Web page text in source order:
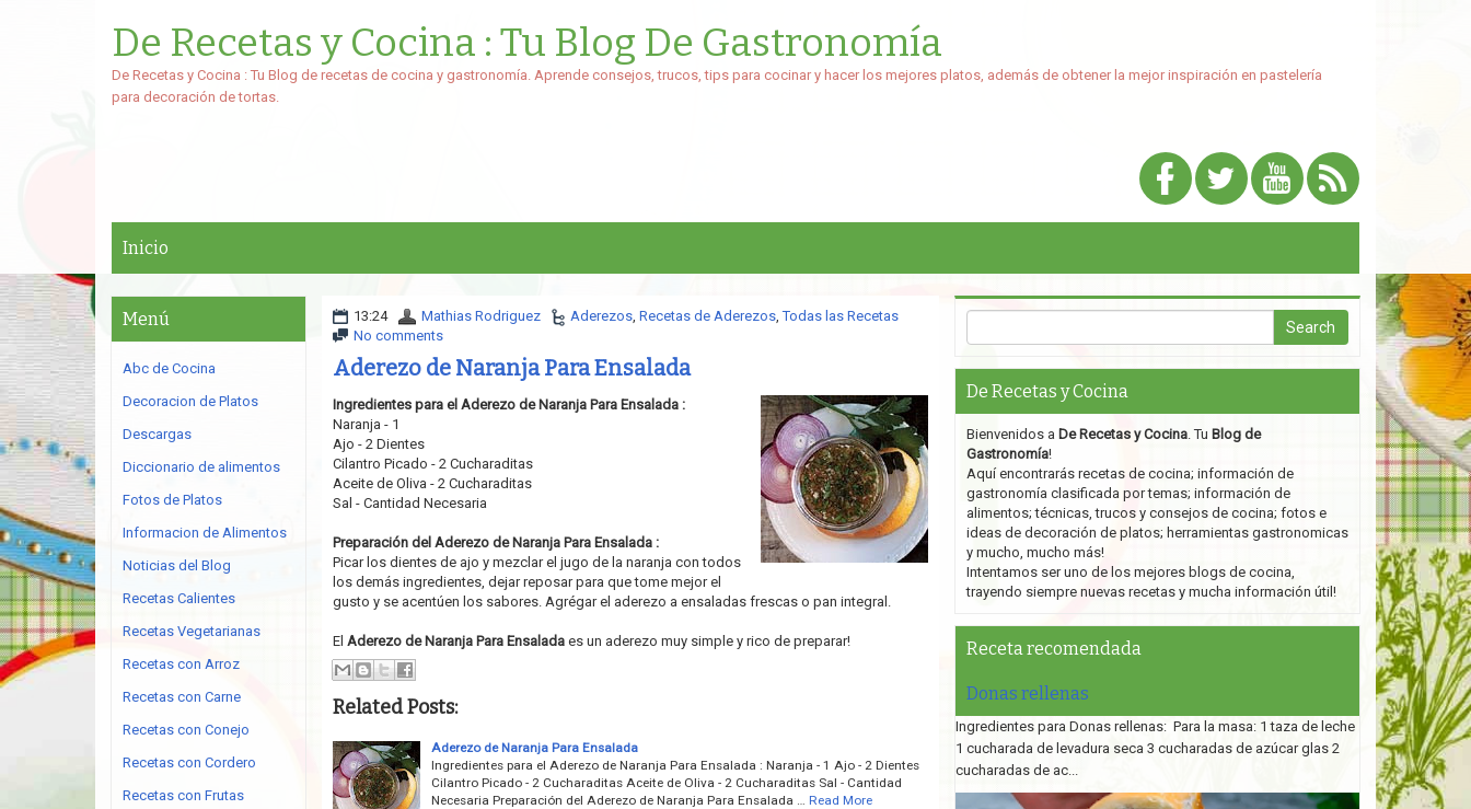
De Recetas y Cocina : Tu Blog De Gastronomía
De Recetas y Cocina : Tu Blog de recetas de cocina y gastronomía. Aprende consejos, trucos, tips para cocinar y hacer los mejores platos, además de obtener la mejor inspiración en pastelería
para decoración de tortas.
Inicio
13:24 Mathias Rodriguez Aderezos, Recetas de Aderezos,Todas las Recetas
No comments
Aderezo de Naranja Para Ensalada
Ingredientes para el Aderezo de Naranja Para Ensalada :
Naranja - 1
Ajo - 2 Dientes
Cilantro Picado - 2 Cucharaditas
Aceite de Oliva - 2 Cucharaditas
Sal - Cantidad Necesaria
Preparación del Aderezo de Naranja Para Ensalada :
Picar los dientes de ajo y mezclar el jugo de la naranja con todos
los demás ingredientes, dejar reposar para que tome mejor el
gusto y se acentúen los sabores. Agrégar el aderezo a ensaladas frescas o pan integral.
El Aderezo de Naranja Para Ensaladaes un aderezo muy simple y rico de preparar!
Related Posts:
Aderezo de Naranja Para Ensalada
Ingredientes para el Aderezo de Naranja Para Ensalada : Naranja - 1 Ajo - 2 Dientes
Cilantro Picado - 2 Cucharaditas Aceite de Oliva - 2 Cucharaditas Sal - Cantidad
Necesaria Preparación del Aderezo de Naranja Para Ensalada …
Read More
Menú
Abc de Cocina
Decoracion de Platos
Descargas
Diccionario de alimentos
Fotos de Platos
Informacion de Alimentos
Noticias del Blog
Recetas Calientes
Recetas Vegetarianas
Recetas con Arroz
Recetas con Carne
Recetas con Conejo
Recetas con Cordero
Recetas con Frutas
De Recetas y Cocina
Bienvenidos a De Recetas y Cocina. Tu Blog de
Gastronomía!
Aquí encontrarás recetas de cocina; información de
gastronomía clasificada por temas; información de
alimentos; técnicas, trucos y consejos de cocina; fotos e
ideas de decoración de platos; herramientas gastronomicas
y mucho, mucho más!
Intentamos ser uno de los mejores blogs de cocina,
trayendo siempre nuevas recetas y mucha información útil!
Receta recomendada
Donas rellenas
Ingredientes para Donas rellenas: Para la masa: 1 taza de leche
1 cucharada de levadura seca 3 cucharadas de azúcar glas 2
cucharadas de ac...